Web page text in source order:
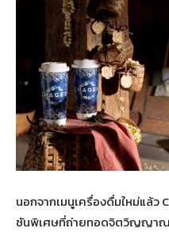
นอกจากเมนูเครื่องดื่มใหม่แล้ว
ชันพิเศษที่ถ่ายทอดจิตวิญญาณ